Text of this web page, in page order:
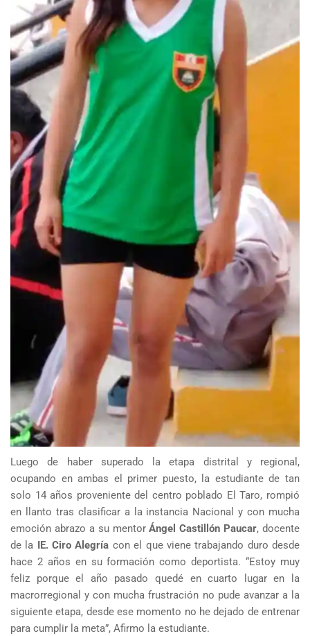
Luego de haber superado la etapa distrital y regional,
ocupando en ambas el primer puesto, la estudiante de tan
solo 14 años proveniente del centro poblado El Taro, rompió
en llanto tras clasificar a la instancia Nacional y con mucha
emoción abrazo a su mentorÁngel Castillón Paucar, docente
de la IE. Ciro Alegría con el que viene trabajando duro desde
hace 2 años en su formación como deportista. “Estoy muy
feliz porque el año pasado quedé en cuarto lugar en la
macrorregional y con mucha frustración no pude avanzar a la
siguiente etapa, desde ese momento no he dejado de entrenar
para cumplir la meta”, Afirmo la estudiante.